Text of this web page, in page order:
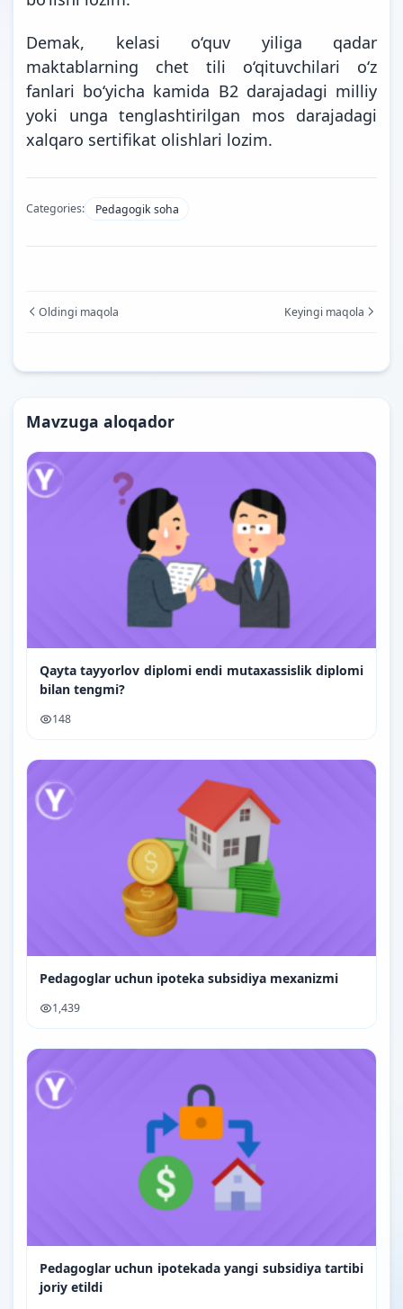
Demak, kelasi o‘quv yiliga qadar
maktablarning chet tili o‘qituvchilari o‘z
fanlari bo‘yicha kamida B2 darajadagi milliy
yoki unga tenglashtirilgan mos darajadagi
xalqaro sertifikat olishlari lozim.
Categories: Pedagogik soha
Oldingi maqola Keyingi maqola
Mavzuga aloqador
Qayta tayyorlov diplomi endi mutaxassislik diplomi
bilan tengmi?
148
Pedagoglar uchun ipoteka subsidiya mexanizmi
1,439
Pedagoglar uchun ipotekada yangi subsidiya tartibi
joriy etildi